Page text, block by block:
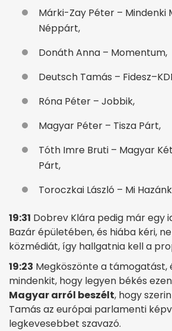
Márki-Zay Péter – Mindenki
Néppárt,
Donáth Anna – Momentum,
Deutsch Tamás –
Róna Péter – Jobbik,
Magyar Péter – Tisza Párt,
Tóth Imre Bruti – Magyar
Párt,
Toroczkai László – Mi
19:31 Dobrev Klára pedig már egy
Bazár épületében, és hiába kéri,
közmédiát, így hallgatnia kell a
19:23 Megköszönte a támogatást,
mindenkit, hogy legyen békés
Magyar arról beszélt, hogy
Tamás az európai parlamenti
legkevesebbet szavazó.